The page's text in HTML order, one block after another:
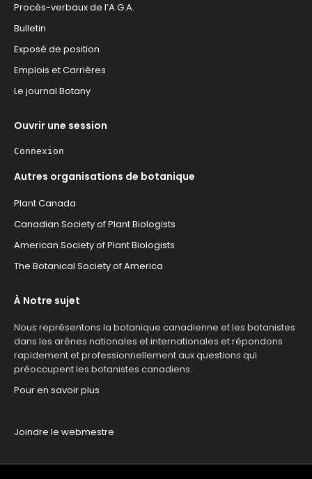
Procès-verbaux de l’A.G.A.
Bulletin
Exposé de position
Emplois et Carrières
Le journal Botany
Ouvrir une session
Connexion
Autres organisations de botanique
Plant Canada
Canadian Society of Plant Biologists
American Society of Plant Biologists
The Botanical Society of America
À Notre sujet
Nous représentons la botanique canadienne et les botanistes
dans les arènes nationales et internationales et répondons
rapidement et professionnellement aux questions qui
préoccupent les botanistes canadiens.
Pour en savoir plus
Joindre le webmestre